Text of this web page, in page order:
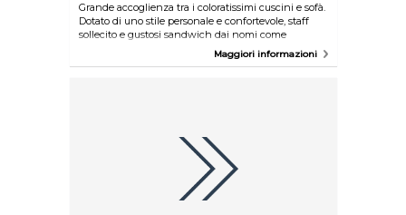
Grande accoglienza tra i coloratissimi cuscini e sofà.
Dotato di uno stile personale e confortevole, staff
sollecito e gustosi sandwich dai nomi come
"buddy", "stranger" e "scruffy", Vurma è diventato
tanto popolare che il primo caffè di Vasastan ha
Maggiori informazioni